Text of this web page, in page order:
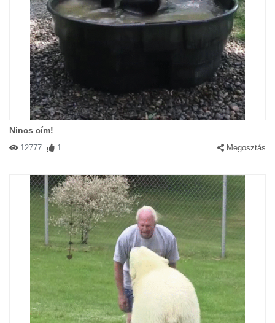
Nincs cím!
12777 1 Megosztás